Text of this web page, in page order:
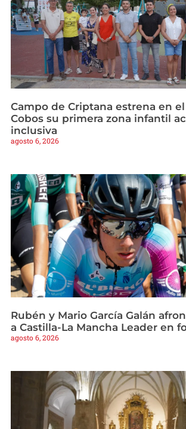
Campo de Criptana estrena en
Cobos su primera zona infantil
inclusiva
agosto 6, 2026
Rubén y Mario García Galán
a Castilla-La Mancha Leader en
agosto 6, 2026